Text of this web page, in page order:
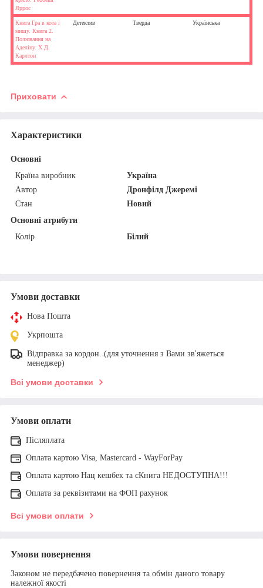
Яррос
Книга Гра в кота і
мишу. Книга 2.
Полювання на
Аделіну. Х.Д.
Карлтон
Детектив Тверда Українська
Приховати
Характеристики
Основні
Країна виробник
Україна
Автор
Дронфілд Джеремі
Стан
Новий
Основні атрибути
Колір
Білий
Умови доставки
Нова Пошта
Укрпошта
Відправка за кордон. (для уточнення з Вами зв'яжеться
менеджер)
Всі умови доставки
Умови оплати
Післяплата
Оплата картою Visa, Mastercard - WayForPay
Оплата картою Нац кешбек та єКнига НЕДОСТУПНА!!!
Оплата за реквізитами на ФОП рахунок
Всі умови оплати
Умови повернення
Законом не передбачено повернення та обмін даного товару
належної якості